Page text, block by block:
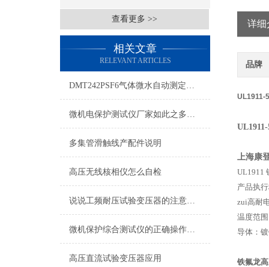
查看更多 >>
相关文章
RELEVANT ARTICLES
DMT242PSF6气体微水自动测定仪：多领域精准适配，守护气体安全运行
微机电保护测试仪厂家如此之多，如何做到被关注和认可
多集管滑触线产配件说明
高压无线核相仪怎么自检
说说工频耐压试验变压器的注意事项
微机保护综合测试仪的正确操作步骤是什么
高压直流试验变压器应用
详细
品牌
UL1911-
上海康
UL1911
产品执
zui高耐
温度范
导体：
铁氟龙